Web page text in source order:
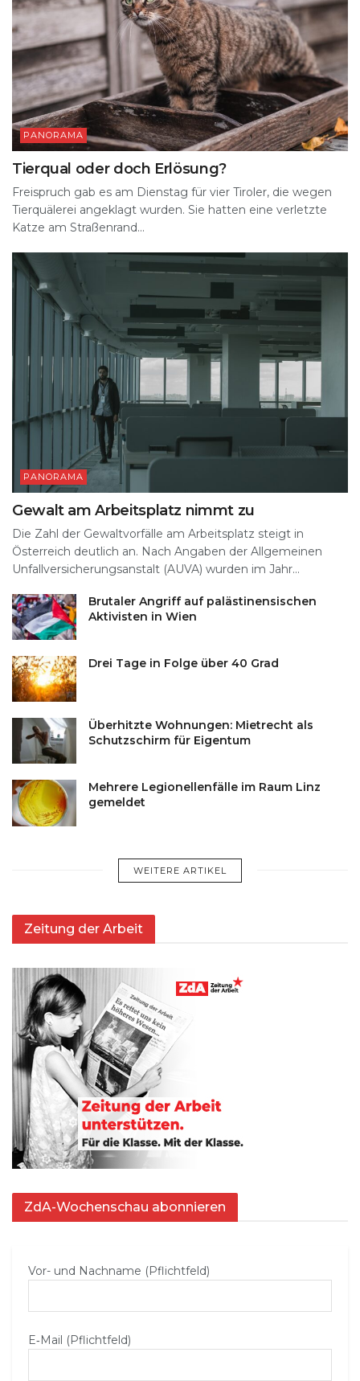
PANORAMA
Tierqual oder doch Erlösung?
Freispruch gab es am Dienstag für vier Tiroler, die wegen
Tierquälerei angeklagt wurden. Sie hatten eine verletzte
Katze am Straßenrand...
PANORAMA
Gewalt am Arbeitsplatz nimmt zu
Die Zahl der Gewaltvorfälle am Arbeitsplatz steigt in
Österreich deutlich an. Nach Angaben der Allgemeinen
Unfallversicherungsanstalt (AUVA) wurden im Jahr...
Brutaler Angriff auf palästinensischen
Aktivisten in Wien
Drei Tage in Folge über 40 Grad
Überhitzte Wohnungen: Mietrecht als
Schutzschirm für Eigentum
Mehrere Legionellenfälle im Raum Linz
gemeldet
WEITERE ARTIKEL
Zeitung der Arbeit
ZdA-Wochenschau abonnieren
Vor- und Nachname (Pflichtfeld)
E‑Mail (Pflichtfeld)